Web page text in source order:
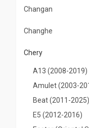
Changan
Changhe
Chery
А13 (2008-2019)
Amulet (2003-
Beat (2011-2025)
E5 (2012-2016)